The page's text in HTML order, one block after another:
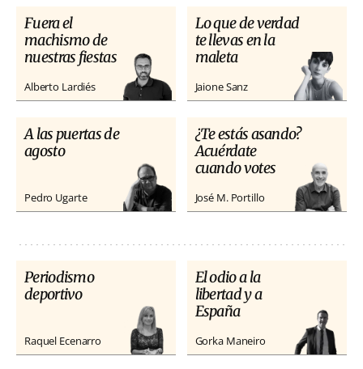
Fuera el
machismo de
nuestras fiestas
Alberto Lardiés
Lo que de verdad
te llevas en la
maleta
Jaione Sanz
A las puertas de
agosto
Pedro Ugarte
¿Te estás asando?
Acuérdate
cuando votes
José M. Portillo
Periodismo
deportivo
Raquel Ecenarro
El odio a la
libertad y a
España
Gorka Maneiro